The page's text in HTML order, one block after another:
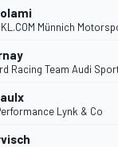
Münnich
Racing Team Audi
Lynk & Co